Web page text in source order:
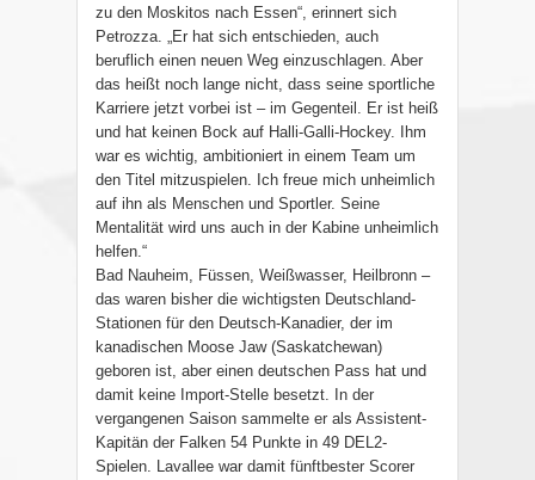
zu den Moskitos nach Essen“, erinnert sich
Petrozza. „Er hat sich entschieden, auch
beruflich einen neuen Weg einzuschlagen. Aber
das heißt noch lange nicht, dass seine sportliche
Karriere jetzt vorbei ist – im Gegenteil. Er ist heiß
und hat keinen Bock auf Halli-Galli-Hockey. Ihm
war es wichtig, ambitioniert in einem Team um
den Titel mitzuspielen. Ich freue mich unheimlich
auf ihn als Menschen und Sportler. Seine
Mentalität wird uns auch in der Kabine unheimlich
helfen.“
Bad Nauheim, Füssen, Weißwasser, Heilbronn –
das waren bisher die wichtigsten Deutschland-
Stationen für den Deutsch-Kanadier, der im
kanadischen Moose Jaw (Saskatchewan)
geboren ist, aber einen deutschen Pass hat und
damit keine Import-Stelle besetzt. In der
vergangenen Saison sammelte er als Assistent-
Kapitän der Falken 54 Punkte in 49 DEL2-
Spielen. Lavallee war damit fünftbester Scorer